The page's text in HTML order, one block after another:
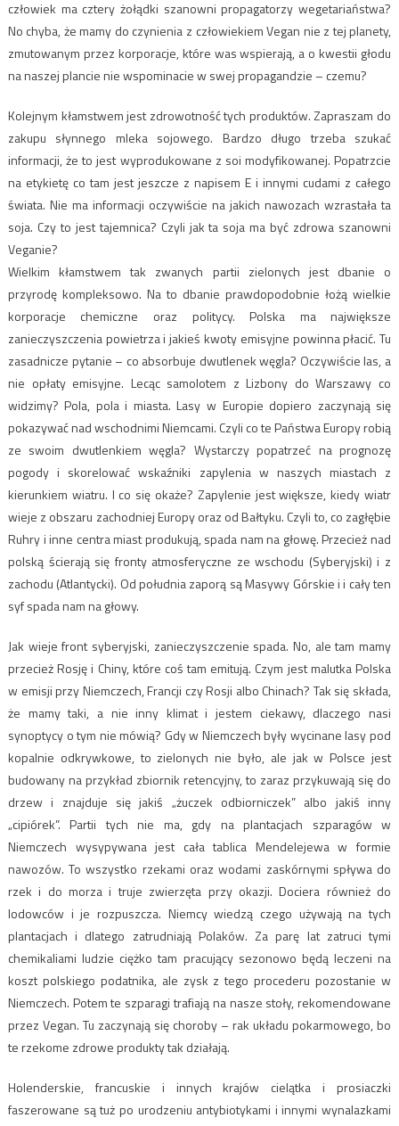
człowiek ma cztery żołądki szanowni propagatorzy wegetariaństwa?
No chyba, że mamy do czynienia z człowiekiem Vegan nie z tej planety,
zmutowanym przez korporacje, które was wspierają, a o kwestii głodu
na naszej plancie nie wspominacie w swej propagandzie – czemu?
Kolejnym kłamstwem jest zdrowotność tych produktów. Zapraszam do
zakupu słynnego mleka sojowego. Bardzo długo trzeba szukać
informacji, że to jest wyprodukowane z soi modyfikowanej. Popatrzcie
na etykietę co tam jest jeszcze z napisem E i innymi cudami z całego
świata. Nie ma informacji oczywiście na jakich nawozach wzrastała ta
soja. Czy to jest tajemnica? Czyli jak ta soja ma być zdrowa szanowni
Veganie?
Wielkim kłamstwem tak zwanych partii zielonych jest dbanie o
przyrodę kompleksowo. Na to dbanie prawdopodobnie łożą wielkie
korporacje chemiczne oraz politycy. Polska ma największe
zanieczyszczenia powietrza i jakieś kwoty emisyjne powinna płacić. Tu
zasadnicze pytanie – co absorbuje dwutlenek węgla? Oczywiście las, a
nie opłaty emisyjne. Lecąc samolotem z Lizbony do Warszawy co
widzimy? Pola, pola i miasta. Lasy w Europie dopiero zaczynają się
pokazywać nad wschodnimi Niemcami. Czyli co te Państwa Europy robią
ze swoim dwutlenkiem węgla? Wystarczy popatrzeć na prognozę
pogody i skorelować wskaźniki zapylenia w naszych miastach z
kierunkiem wiatru. I co się okaże? Zapylenie jest większe, kiedy wiatr
wieje z obszaru zachodniej Europy oraz od Bałtyku. Czyli to, co zagłębie
Ruhry i inne centra miast produkują, spada nam na głowę. Przecież nad
polską ścierają się fronty atmosferyczne ze wschodu (Syberyjski) i z
zachodu (Atlantycki). Od południa zaporą są Masywy Górskie i i cały ten
syf spada nam na głowy.
Jak wieje front syberyjski, zanieczyszczenie spada. No, ale tam mamy
przecież Rosję i Chiny, które coś tam emitują. Czym jest malutka Polska
w emisji przy Niemczech, Francji czy Rosji albo Chinach? Tak się składa,
że mamy taki, a nie inny klimat i jestem ciekawy, dlaczego nasi
synoptycy o tym nie mówią? Gdy w Niemczech były wycinane lasy pod
kopalnie odkrywkowe, to zielonych nie było, ale jak w Polsce jest
budowany na przykład zbiornik retencyjny, to zaraz przykuwają się do
drzew i znajduje się jakiś „żuczek odbiorniczek” albo jakiś inny
„cipiórek”. Partii tych nie ma, gdy na plantacjach szparagów w
Niemczech wysypywana jest cała tablica Mendelejewa w formie
nawozów. To wszystko rzekami oraz wodami zaskórnymi spływa do
rzek i do morza i truje zwierzęta przy okazji. Dociera również do
lodowców i je rozpuszcza. Niemcy wiedzą czego używają na tych
plantacjach i dlatego zatrudniają Polaków. Za parę lat zatruci tymi
chemikaliami ludzie ciężko tam pracujący sezonowo będą leczeni na
koszt polskiego podatnika, ale zysk z tego procederu pozostanie w
Niemczech. Potem te szparagi trafiają na nasze stoły, rekomendowane
przez Vegan. Tu zaczynają się choroby – rak układu pokarmowego, bo
te rzekome zdrowe produkty tak działają.
Holenderskie, francuskie i innych krajów cielątka i prosiaczki
faszerowane są tuż po urodzeniu antybiotykami i innymi wynalazkami